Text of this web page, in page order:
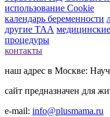
использование Cookie
календарь беременности
другие ТАА
процедуры
контакты
наш адрес в Москве:
сайт предназначен для
e-mail: info@plusmama.ru